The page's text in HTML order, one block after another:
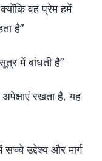
वह प्रेम हमें
है”
में बांधती है”
रखता है, यह
उद्देश्य और मार्ग